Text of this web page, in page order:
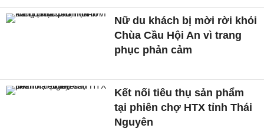
Nữ du khách bị mời rời khỏi
Chùa Cầu Hội An vì trang
phục phản cảm
Kết nối tiêu thụ sản phẩm
tại phiên chợ HTX tỉnh Thái
Nguyên